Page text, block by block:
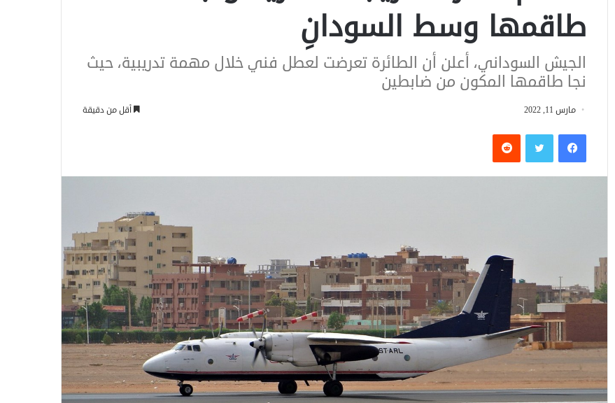
طاقمها وسط السودانِ
الجيش السوداني، أعلن أن الطائرة تعرضت لعطل فني خلال مهمة تدريبية، حيث
نجا طاقمها المكون من ضابطين
مارس 11, 2022 أقل من دقيقة
فيسبوكتويتر